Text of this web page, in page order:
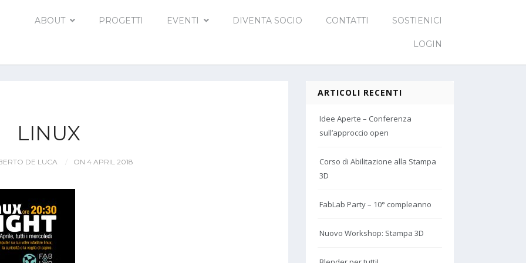
ABOUT PROGETTI EVENTI DIVENTA SOCIO CONTATTI SOSTIENICI
LOGIN
LINUX
DE LUCA ON 4 APRIL 2018
ARTICOLI RECENTI
Idee Aperte – Conferenza
sull’approccio open
Corso di Abilitazione alla Stampa
3D
FabLab Party – 10° compleanno
Nuovo Workshop: Stampa 3D